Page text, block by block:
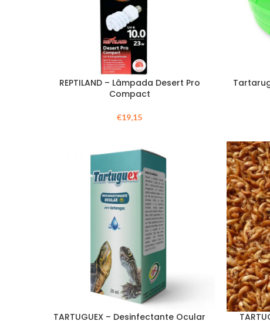
REPTILAND – Lâmpada Desert Pro
Compact
€19,15
TARTUGUEX – Desinfectante Ocular